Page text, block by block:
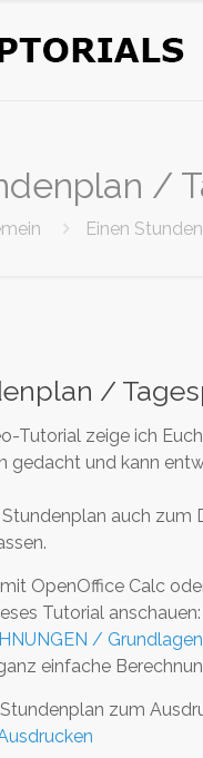
/
Einen
/
Tutorial zeige ich
gedacht und kann
auch
OpenOffice Calc
Tutorial anschauen:
/
einfache
zum